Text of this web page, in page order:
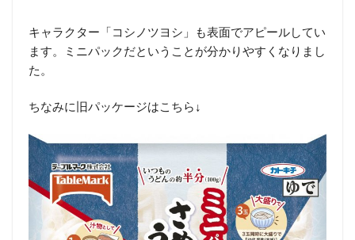
キャラクター「コシノツヨシ」も表面でアピールしてい
ます。ミニパックだということが分かりやすくなりまし
た。
ちなみに旧パッケージはこちら↓